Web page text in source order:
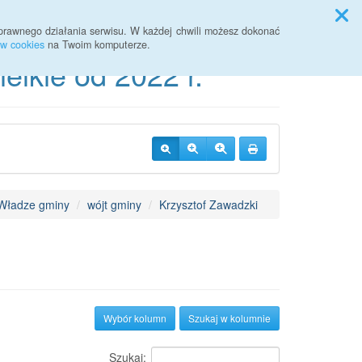
działania serwisu. W każdej chwili możesz dokonać
cookies na Twoim komputerze.
od 2022 r.
gminy wójt gminy Krzysztof Zawadzki
Szukaj w kolumnie
Wybór kolumn
Szukaj: